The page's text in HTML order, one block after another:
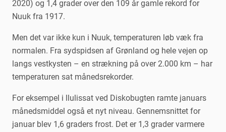
2020) og 1,4 grader over den 109 år gamle rekord for
Nuuk fra 1917.
Men det var ikke kun i Nuuk, temperaturen løb væk fra
normalen. Fra sydspidsen af Grønland og hele vejen op
langs vestkysten – en strækning på over 2.000 km – har
temperaturen sat månedsrekorder.
For eksempel i llulissat ved Diskobugten ramte januars
månedsmiddel også et nyt niveau. Gennemsnittet for
januar blev 1,6 graders frost. Det er 1,3 grader varmere